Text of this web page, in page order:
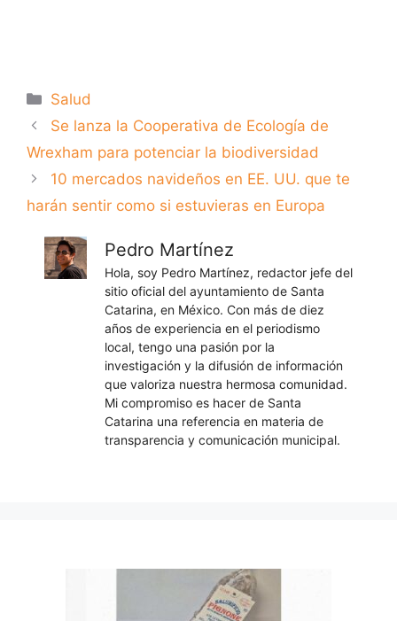
Categorías
Salud
Se lanza la Cooperativa de Ecología de
Wrexham para potenciar la biodiversidad
10 mercados navideños en EE. UU. que te
harán sentir como si estuvieras en Europa
Pedro Martínez
Hola, soy Pedro Martínez, redactor jefe del
sitio oficial del ayuntamiento de Santa
Catarina, en México. Con más de diez
años de experiencia en el periodismo
local, tengo una pasión por la
investigación y la difusión de información
que valoriza nuestra hermosa comunidad.
Mi compromiso es hacer de Santa
Catarina una referencia en materia de
transparencia y comunicación municipal.